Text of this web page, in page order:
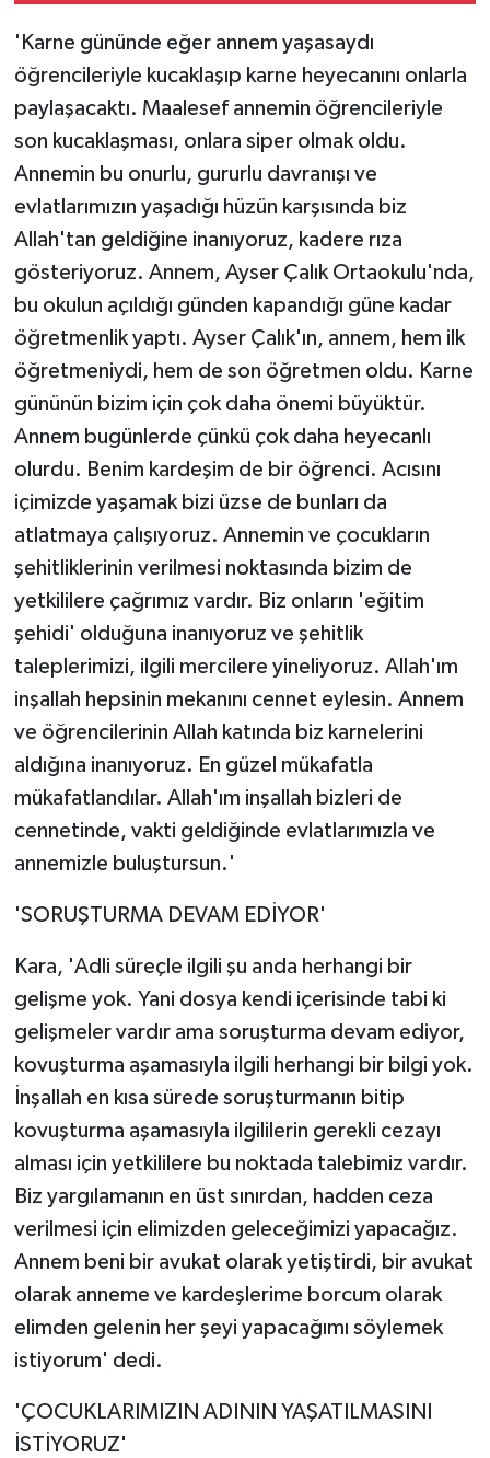
'Karne gününde eğer annem yaşasaydı
öğrencileriyle kucaklaşıp karne heyecanını onlarla
paylaşacaktı. Maalesef annemin öğrencileriyle
son kucaklaşması, onlara siper olmak oldu.
Annemin bu onurlu, gururlu davranışı ve
evlatlarımızın yaşadığı hüzün karşısında biz
Allah'tan geldiğine inanıyoruz, kadere rıza
gösteriyoruz. Annem, Ayser Çalık Ortaokulu'nda,
bu okulun açıldığı günden kapandığı güne kadar
öğretmenlik yaptı. Ayser Çalık'ın, annem, hem ilk
öğretmeniydi, hem de son öğretmen oldu. Karne
gününün bizim için çok daha önemi büyüktür.
Annem bugünlerde çünkü çok daha heyecanlı
olurdu. Benim kardeşim de bir öğrenci. Acısını
içimizde yaşamak bizi üzse de bunları da
atlatmaya çalışıyoruz. Annemin ve çocukların
şehitliklerinin verilmesi noktasında bizim de
yetkililere çağrımız vardır. Biz onların 'eğitim
şehidi' olduğuna inanıyoruz ve şehitlik
taleplerimizi, ilgili mercilere yineliyoruz. Allah'ım
inşallah hepsinin mekanını cennet eylesin. Annem
ve öğrencilerinin Allah katında biz karnelerini
aldığına inanıyoruz. En güzel mükafatla
mükafatlandılar. Allah'ım inşallah bizleri de
cennetinde, vakti geldiğinde evlatlarımızla ve
annemizle buluştursun.'
'SORUŞTURMA DEVAM EDİYOR'
Kara, 'Adli süreçle ilgili şu anda herhangi bir
gelişme yok. Yani dosya kendi içerisinde tabi ki
gelişmeler vardır ama soruşturma devam ediyor,
kovuşturma aşamasıyla ilgili herhangi bir bilgi yok.
İnşallah en kısa sürede soruşturmanın bitip
kovuşturma aşamasıyla ilgililerin gerekli cezayı
alması için yetkililere bu noktada talebimiz vardır.
Biz yargılamanın en üst sınırdan, hadden ceza
verilmesi için elimizden geleceğimizi yapacağız.
Annem beni bir avukat olarak yetiştirdi, bir avukat
olarak anneme ve kardeşlerime borcum olarak
elimden gelenin her şeyi yapacağımı söylemek
istiyorum' dedi.
'ÇOCUKLARIMIZIN ADININ YAŞATILMASINI
İSTİYORUZ'